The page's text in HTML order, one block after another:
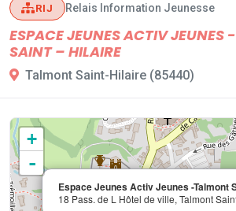
RIJ Relais Information Jeunesse
ESPACE JEUNES ACTIV JEUNES
SAINT – HILAIRE
Talmont Saint-Hilaire (85440)
Espace Jeunes Activ Jeunes -Talmont
18 Pass. de L Hôtel de ville, Talmont
+
-